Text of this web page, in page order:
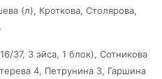
(л), Кроткова, Столярова,
37, 3 эйса, 1 блок), Сотникова
4, Петрунина 3, Гаршина